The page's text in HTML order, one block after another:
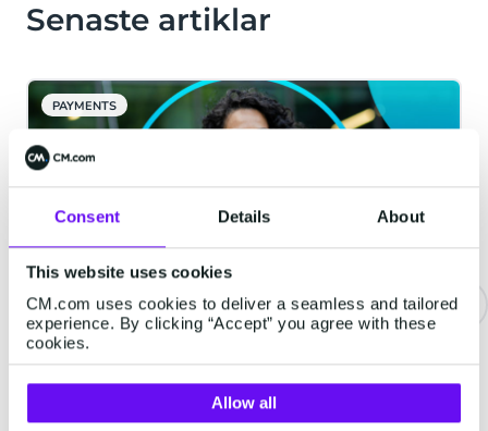
Consent Details About
This website uses cookies
CM.com uses cookies to deliver a seamless and tailored
experience. By clicking “Accept” you agree with these
cookies.
Allow all
Senaste artiklar
PAYMENTS
Skydda ditt företag mot SMS-
enklare med Number Verify